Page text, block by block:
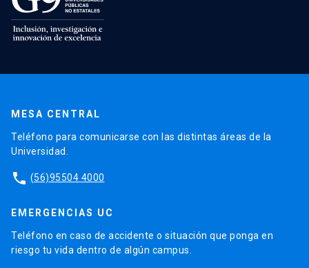
MESA CENTRAL
Teléfono para comunicarse con las distintas áreas de la
Universidad.
phone (56)95504 4000
EMERGENCIAS UC
Teléfono en caso de accidente o situación que ponga en
riesgo tu vida dentro de algún campus.